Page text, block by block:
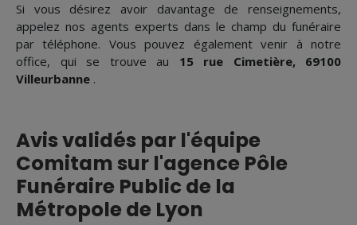
Si vous désirez avoir davantage de renseignements,
appelez nos agents experts dans le champ du funéraire
par téléphone. Vous pouvez également venir à notre
office, qui se trouve au 15 rue Cimetière, 69100
Villeurbanne .
Avis validés par l'équipe
Comitam sur l'agence Pôle
Funéraire Public de la
Métropole de Lyon